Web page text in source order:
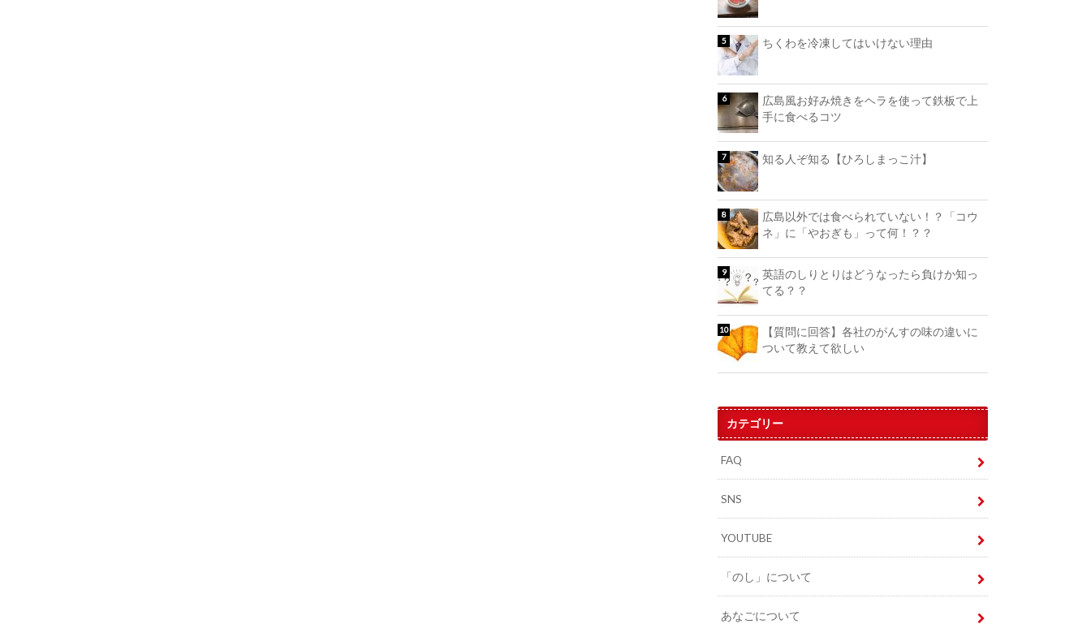
ちくわを冷凍してはいけない理由
広島風お好み焼きをヘラを使って鉄板で上
手に食べるコツ
知る人ぞ知る【ひろしまっこ汁】
広島以外では食べられていない！？「コウ
ネ」に「やおぎも」って何！？？
英語のしりとりはどうなったら負けか知っ
てる？？
【質問に回答】各社のがんすの味の違いに
ついて教えて欲しい
カテゴリー
FAQ
SNS
YOUTUBE
「のし」について
あなごについて